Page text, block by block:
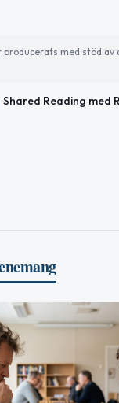
producerats med stöd